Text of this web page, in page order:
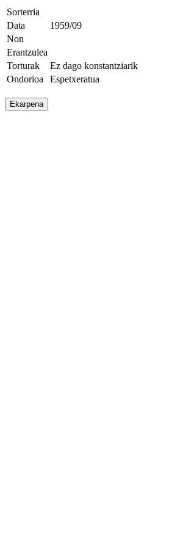
Sorterria
Data
1959/09
Non
Erantzulea
Torturak
Ez dago konstantziarik
Ondorioa
Espetxeratua